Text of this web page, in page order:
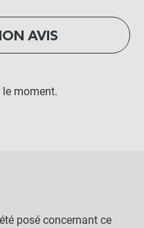
AVIS
moment.
posé concernant ce